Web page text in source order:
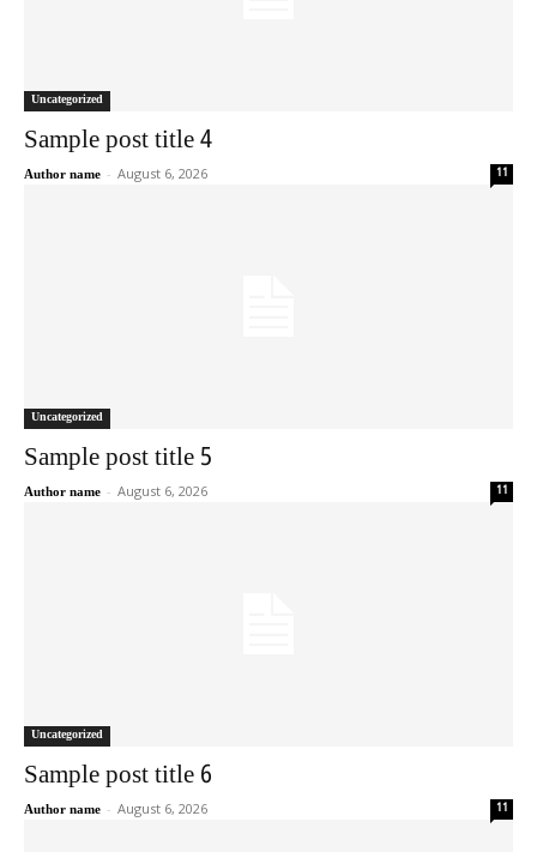
Uncategorized
Sample post title 4
Author name - August 6, 2026 11
Uncategorized
Sample post title 5
Author name - August 6, 2026 11
Uncategorized
Sample post title 6
Author name - August 6, 2026 11